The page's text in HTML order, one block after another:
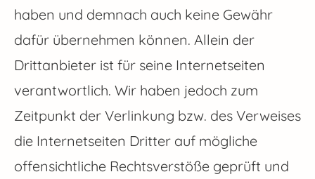
haben und demnach auch keine Gewähr
dafür übernehmen können. Allein der
Drittanbieter ist für seine Internetseiten
verantwortlich. Wir haben jedoch zum
Zeitpunkt der Verlinkung bzw. des Verweises
die Internetseiten Dritter auf mögliche
offensichtliche Rechtsverstöße geprüft und